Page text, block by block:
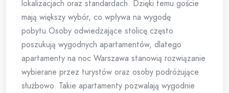
lokalizacjach oraz standardach. Dzięki temu goście
mają większy wybór, co wpływa na wygodę
pobytu.Osoby odwiedzające stolicę często
poszukują wygodnych apartamentów, dlatego
apartamenty na noc Warszawa stanowią rozwiązanie
wybierane przez turystów oraz osoby podróżujące
służbowo. Takie apartamenty pozwalają wygodnie